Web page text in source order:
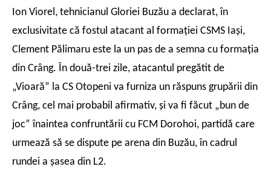
Ion Viorel, tehnicianul Gloriei Buzău a declarat, în
exclusivitate că fostul atacant al formaţiei CSMS Iaşi,
Clement Pălimaru este la un pas de a semna cu formaţia
din Crâng. În două-trei zile, atacantul pregătit de
„Vioară” la CS Otopeni va furniza un răspuns grupării din
Crâng, cel mai probabil afirmativ, şi va fi făcut „bun de
joc” înaintea confruntării cu FCM Dorohoi, partidă care
urmează să se dispute pe arena din Buzău, în cadrul
rundei a şasea din L2.